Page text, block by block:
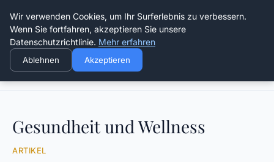
Die Schnitter
Gesundheit und Wellness
ARTIKEL
Wir verwenden Cookies, um Ihr Surferlebnis zu verbessern.
Wenn Sie fortfahren, akzeptieren Sie unsere
Datenschutzrichtlinie. Mehr erfahren
Ablehnen Akzeptieren